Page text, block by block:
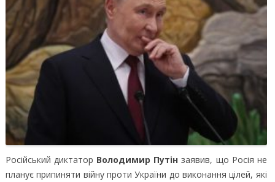
Російський диктатор Володимир Путін заявив, що Росія не
планує припиняти війну проти України до виконання цілей, які